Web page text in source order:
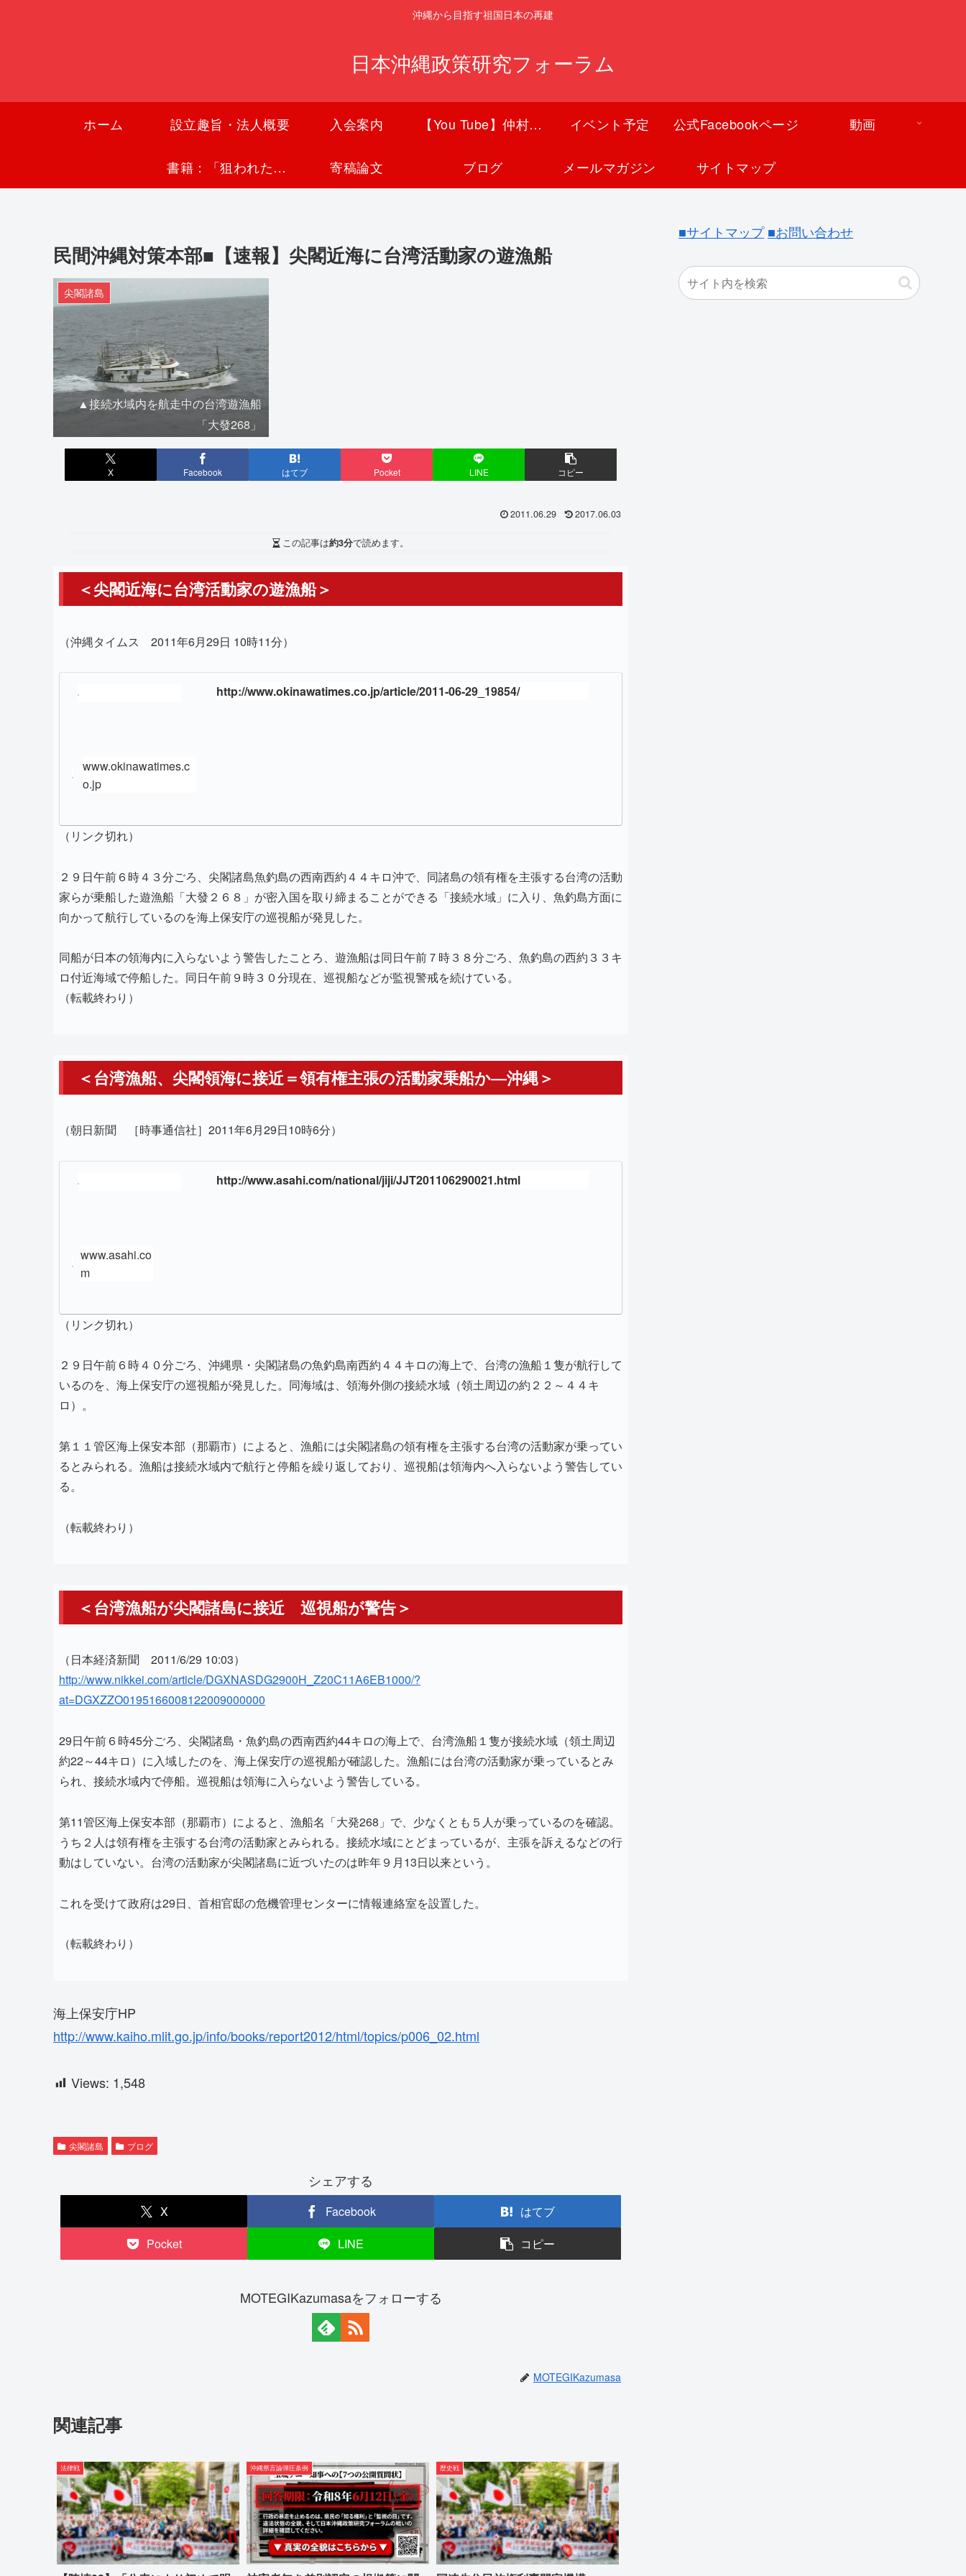
沖縄から目指す祖国日本の再建
日本沖縄政策研究フォーラム
ホーム 設立趣旨・法人概要 入会案内 【You Tube】仲村覚チャンネル イベント予定 公式Facebookページ 動画
書籍：「狙われた沖縄〜真実の沖縄史が日本を救う〜」 寄稿論文 ブログ メールマガジン サイトマップ
民間沖縄対策本部■【速報】尖閣近海に台湾活動家の遊漁船
尖閣諸島
▲接続水域内を航走中の台湾遊漁船
「大發268」
X Facebook はてブ Pocket LINE コピー
2011.06.29 2017.06.03
この記事は約3分で読めます。
＜尖閣近海に台湾活動家の遊漁船＞
（沖縄タイムス 2011年6月29日 10時11分）
http://www.okinawatimes.co.jp/article/2011-06-29_19854/
www.okinawatimes.c
o.jp
（リンク切れ）
２９日午前６時４３分ごろ、尖閣諸島魚釣島の西南西約４４キロ沖で、同諸島の領有権を主張する台湾の活動
家らが乗船した遊漁船「大發２６８」が密入国を取り締まることができる「接続水域」に入り、魚釣島方面に
向かって航行しているのを海上保安庁の巡視船が発見した。
同船が日本の領海内に入らないよう警告したことろ、遊漁船は同日午前７時３８分ごろ、魚釣島の西約３３キ
ロ付近海域で停船した。同日午前９時３０分現在、巡視船などが監視警戒を続けている。
（転載終わり）
＜台湾漁船、尖閣領海に接近＝領有権主張の活動家乗船か―沖縄＞
（朝日新聞 ［時事通信社］2011年6月29日10時6分）
http://www.asahi.com/national/jiji/JJT201106290021.html
www.asahi.co
m
（リンク切れ）
２９日午前６時４０分ごろ、沖縄県・尖閣諸島の魚釣島南西約４４キロの海上で、台湾の漁船１隻が航行して
いるのを、海上保安庁の巡視船が発見した。同海域は、領海外側の接続水域（領土周辺の約２２～４４キ
ロ）。
第１１管区海上保安本部（那覇市）によると、漁船には尖閣諸島の領有権を主張する台湾の活動家が乗ってい
るとみられる。漁船は接続水域内で航行と停船を繰り返しており、巡視船は領海内へ入らないよう警告してい
る。
（転載終わり）
＜台湾漁船が尖閣諸島に接近 巡視船が警告＞
（日本経済新聞 2011/6/29 10:03）
http://www.nikkei.com/article/DGXNASDG2900H_Z20C11A6EB1000/?
at=DGXZZO0195166008122009000000
29日午前６時45分ごろ、尖閣諸島・魚釣島の西南西約44キロの海上で、台湾漁船１隻が接続水域（領土周辺
約22～44キロ）に入域したのを、海上保安庁の巡視船が確認した。漁船には台湾の活動家が乗っているとみ
られ、接続水域内で停船。巡視船は領海に入らないよう警告している。
第11管区海上保安本部（那覇市）によると、漁船名「大発268」で、少なくとも５人が乗っているのを確認。
うち２人は領有権を主張する台湾の活動家とみられる。接続水域にとどまっているが、主張を訴えるなどの行
動はしていない。台湾の活動家が尖閣諸島に近づいたのは昨年９月13日以来という。
これを受けて政府は29日、首相官邸の危機管理センターに情報連絡室を設置した。
（転載終わり）
海上保安庁HP
http://www.kaiho.mlit.go.jp/info/books/report2012/html/topics/p006_02.html
Views: 1,548
尖閣諸島 ブログ
シェアする
X Facebook
はてブ
Pocket
LINE コピー
MOTEGIKazumasaをフォローする
MOTEGIKazumasa
関連記事
法律戦 沖縄県言論弾圧条例 歴史戦
■サイトマップ ■お問い合わせ